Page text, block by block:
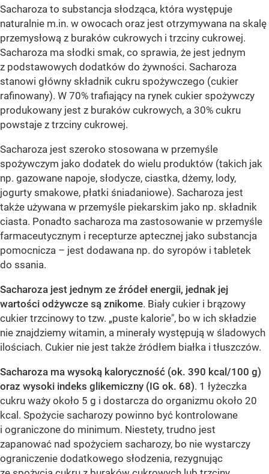
Sacharoza to substancja słodząca, która występuje
naturalnie m.in. w owocach oraz jest otrzymywana na skalę
przemysłową z buraków cukrowych i trzciny cukrowej.
Sacharoza ma słodki smak, co sprawia, że jest jednym
z podstawowych dodatków do żywności. Sacharoza
stanowi główny składnik cukru spożywczego (cukier
rafinowany). W 70% trafiający na rynek cukier spożywczy
produkowany jest z buraków cukrowych, a 30% cukru
powstaje z trzciny cukrowej.
Sacharoza jest szeroko stosowana w przemyśle
spożywczym jako dodatek do wielu produktów (takich jak
np. gazowane napoje, słodycze, ciastka, dżemy, lody,
jogurty smakowe, płatki śniadaniowe). Sacharoza jest
także używana w przemyśle piekarskim jako np. składnik
ciasta. Ponadto sacharoza ma zastosowanie w przemyśle
farmaceutycznym i recepturze aptecznej jako substancja
pomocnicza – jest dodawana np. do syropów i tabletek
do ssania.
Sacharoza jest jednym ze źródeł energii, jednak jej
wartości odżywcze są znikome. Biały cukier i brązowy
cukier trzcinowy to tzw. „puste kalorie", bo w ich składzie
nie znajdziemy witamin, a minerały występują w śladowych
ilościach. Cukier nie jest także źródłem białka i tłuszczów.
Sacharoza ma wysoką kaloryczność (ok. 390 kcal/100 g)
oraz wysoki indeks glikemiczny (IG ok. 68). 1 łyżeczka
cukru waży około 5 g i dostarcza do organizmu około 20
kcal. Spożycie sacharozy powinno być kontrolowane
i ograniczone do minimum. Niestety, trudno jest
zapanować nad spożyciem sacharozy, bo nie wystarczy
ograniczenie dodatkowego słodzenia, rezygnując